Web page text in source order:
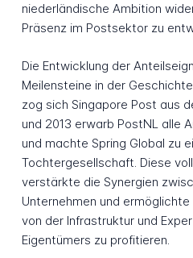
niederländische Ambition
Präsenz im Postsektor zu
Die Entwicklung der
Meilensteine in der
zog sich Singapore Post aus
und 2013 erwarb PostNL alle
und machte Spring Global zu
Tochtergesellschaft. Diese
verstärkte die Synergien
Unternehmen und
von der Infrastruktur und
Eigentümers zu profitieren.